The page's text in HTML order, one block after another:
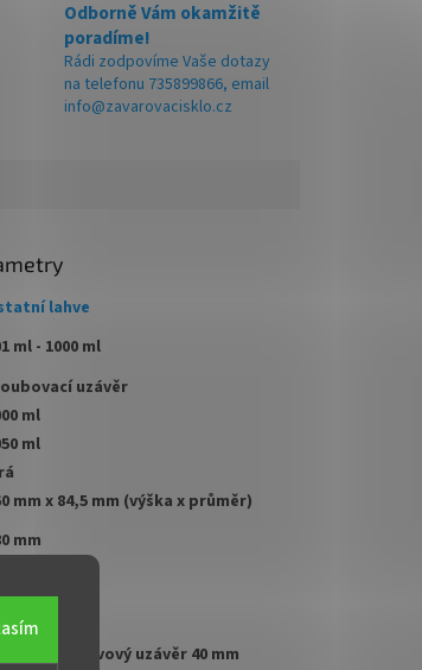
Odborně Vám okamžitě
poradíme!
Rádi zodpovíme Vaše dotazy
na telefonu 735899866, email
info@zavarovacisklo.cz
lahve
ml - 1000 ml
uzávěr
ml
ml
mm x 84,5 mm (výška x průměr)
mm
mm
kovový uzávěr 40 mm